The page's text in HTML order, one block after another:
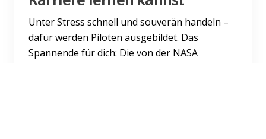
Unter Stress schnell und souverän handeln –
dafür werden Piloten ausgebildet. Das
Spannende für dich: Die von der NASA